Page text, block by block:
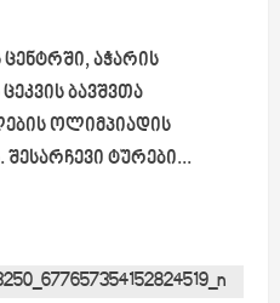
აჭარის
ბავშვთა
ოლიმპიადის
ტურები...